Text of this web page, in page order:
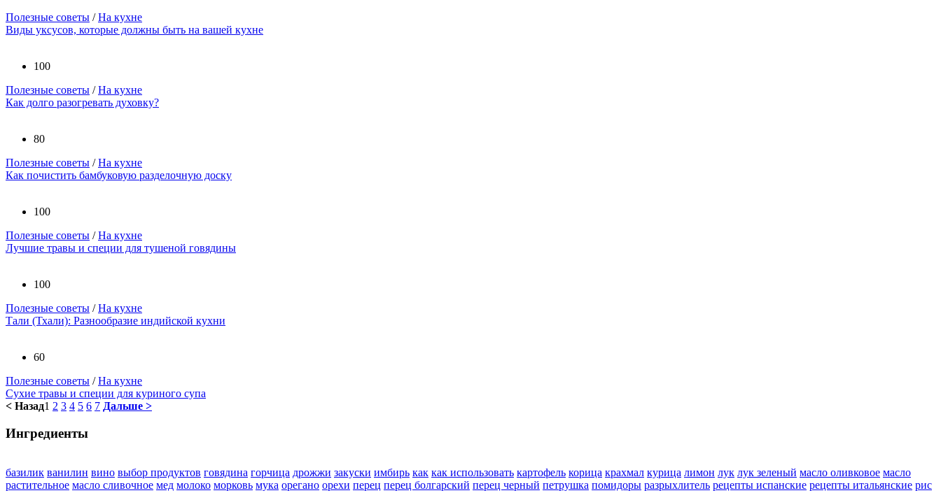
Полезные советы /На кухне
Виды уксусов, которые должны быть на вашей кухне
100
Полезные советы /На кухне
Как долго разогревать духовку?
80
Полезные советы /На кухне
Как почистить бамбуковую разделочную доску
100
Полезные советы /На кухне
Лучшие травы и специи для тушеной говядины
100
Полезные советы /На кухне
Тали (Тхали): Разнообразие индийской кухни
60
Полезные советы /На кухне
Сухие травы и специи для куриного супа
< Назад1 2 3 4 5 6 7 Дальше >
Ингредиенты
базилик ванилин вино выбор продуктов говядина горчица дрожжи закуски имбирь как как использовать картофель корица крахмал курица лимон лук лук зеленый масло оливковое масло
растительное масло сливочное мед молоко морковь мука орегано орехи перец перец болгарский перец черный петрушка помидоры разрыхлитель рецепты испанские рецепты итальянские рис